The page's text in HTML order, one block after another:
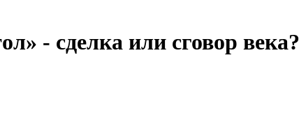
- сделка или сговор века?